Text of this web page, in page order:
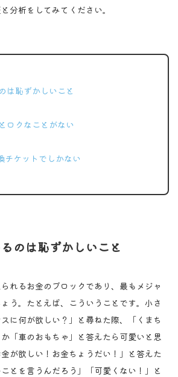
分析をしてみてください。
は恥ずかしいこと
ロクなことがない
チケットでしかない
のは恥ずかしいこと
れるお金のブロックであり、最もメジャ
う。たとえば、こういうことです。小さ
に何が欲しい？」と尋ねた際、「くまち
「車のおもちゃ」と答えたら可愛いと思
が欲しい！お金ちょうだい！」と答えた
とを言うんだろう」「可愛くない！」と